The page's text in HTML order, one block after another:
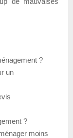
?
un
?
moins